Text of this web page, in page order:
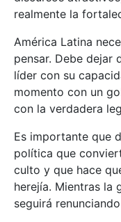
realmente la
América Latina
pensar. Debe dejar
líder con su
momento con un
con la verdadera
Es importante que
política que
culto y que hace
herejía. Mientras la
seguirá